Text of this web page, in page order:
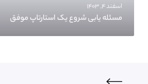
اسفند ۴, ۱۴۰۳
مسئله یابی شروع یک استارتاپ موفق